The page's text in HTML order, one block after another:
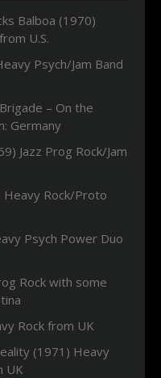
Balboa (1970)
U.S.
Psych/Jam Band
– On the
Germany
Jazz Prog Rock/Jam
Heavy Rock/Proto
Psych Power Duo
Rock with some
Rock from UK
(1971) Heavy
UK